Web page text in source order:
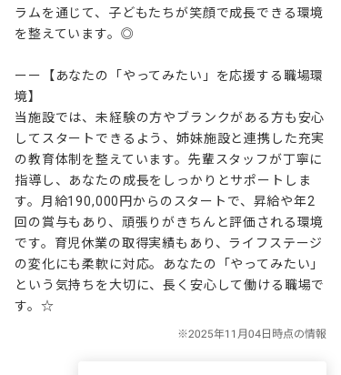
ラムを通じて、子どもたちが笑顔で成長できる環境
を整えています。◎
ーー【あなたの「やってみたい」を応援する職場環
境】
当施設では、未経験の方やブランクがある方も安心
してスタートできるよう、姉妹施設と連携した充実
の教育体制を整えています。先輩スタッフが丁寧に
指導し、あなたの成長をしっかりとサポートしま
す。月給190,000円からのスタートで、昇給や年2
回の賞与もあり、頑張りがきちんと評価される環境
です。育児休業の取得実績もあり、ライフステージ
の変化にも柔軟に対応。あなたの「やってみたい」
という気持ちを大切に、長く安心して働ける職場で
す。☆